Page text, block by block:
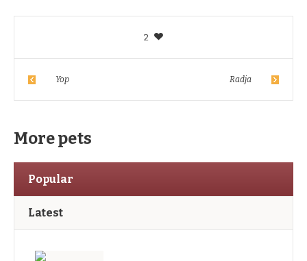
2
Yop Radja
More pets
Popular
Latest